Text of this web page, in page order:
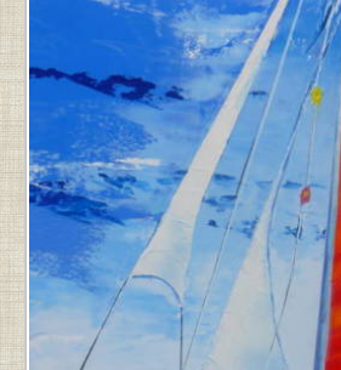
JANVIER
12
H
09